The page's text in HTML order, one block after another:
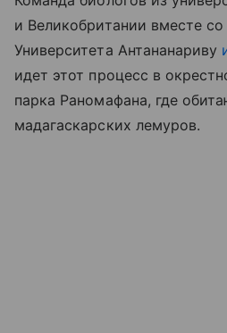
и Великобритании вместе
Университета Антананариву
идет этот процесс в
парка Раномафана, где
мадагаскарских лемуров.